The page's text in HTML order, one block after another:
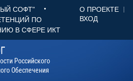
СОФТ" •
ПО
В СФЕРЕ ИКТ
О ПРОЕКТЕ
ВХОД
Российского
Обеспечения